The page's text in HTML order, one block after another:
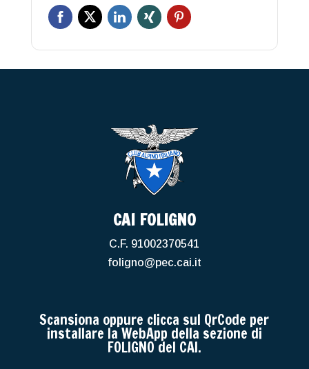
CAI FOLIGNO
C.F. 91002370541
foligno@pec.cai.it
Scansiona oppure clicca sul QrCode per
installare la WebApp della sezione di
FOLIGNO del CAI.